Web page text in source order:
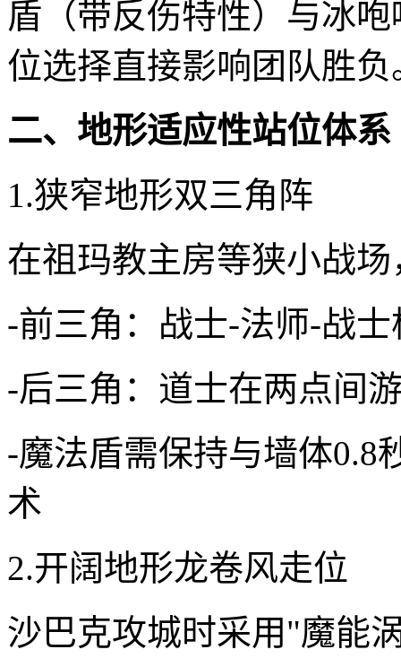
盾（带反伤特性）与冰
位选择直接影响团队胜负
二、地形适应性站位体系
1.狭窄地形双三角阵
在祖玛教主房等狭小战
-前三角：战士-法师-战
-后三角：道士在两点间
-魔法盾需保持与墙体0.8
术
2.开阔地形龙卷风走位
沙巴克攻城时采用"魔能